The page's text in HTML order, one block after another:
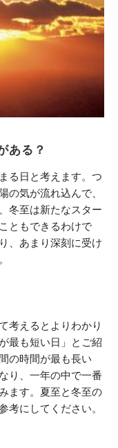
ある？
る日と考えます。つ
の気が流れ込んで、
冬至は新たなスター
ともできるわけで
、あまり深刻に受け
考えるとよりわかり
最も短い日」とご紹
の時間が最も長い
り、一年の中で一番
ます。夏至と冬至の
考にしてください。